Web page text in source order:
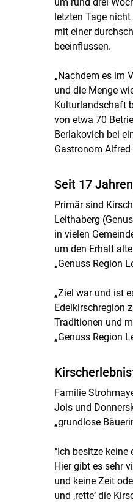
letzten Tage
mit einer
beeinflussen.
„Nachdem es im
und die Menge
Kulturlandschaft
von etwa 70
Berlakovich bei
Gastronom Alfred
Seit 17
Primär sind
Leithaberg
in vielen
um den Erhalt
„Genuss Region
„Ziel war und ist
Edelkirschregion
Traditionen und
„Genuss Region
Familie
Jois und
„grundlose
"Ich besitze keine
Hier gibt es sehr
und keine Zeit
und ‚rette‘ die